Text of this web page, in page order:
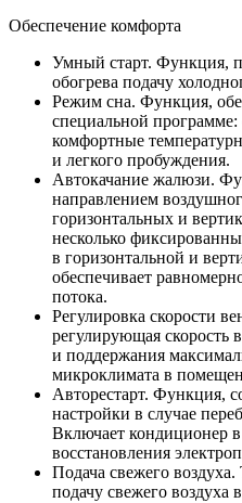
Обеспечение комфорта
Умный старт. Функция,
обогрева подачу
Режим сна. Функция,
специальной программе:
комфортные
и легкого пробуждения.
Автокачание жалюзи.
направлением
горизонтальных и
несколько
в горизонтальной и
обеспечивает
потока.
Регулировка скорости
регулирующая скорость
и поддержания
микроклимата в
Авторестарт. Функция,
настройки в случае
Включает кондиционер
восстановления
Подача свежего
подачу свежего воздуха